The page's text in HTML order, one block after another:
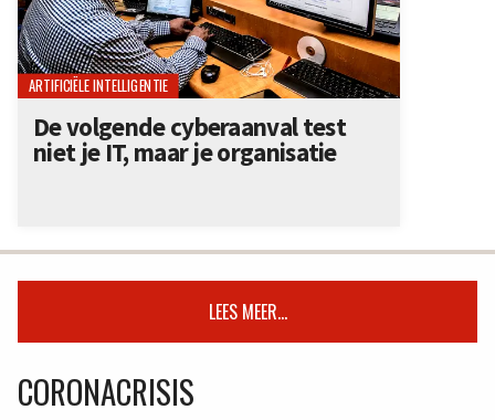
ARTIFICIËLE INTELLIGENTIE
De volgende cyberaanval test
niet je IT, maar je organisatie
LEES MEER...
CORONACRISIS